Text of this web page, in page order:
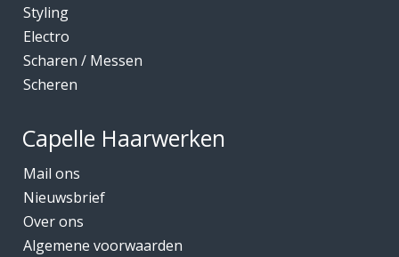
Styling
Electro
Scharen / Messen
Scheren
Capelle Haarwerken
Mail ons
Nieuwsbrief
Over ons
Algemene voorwaarden